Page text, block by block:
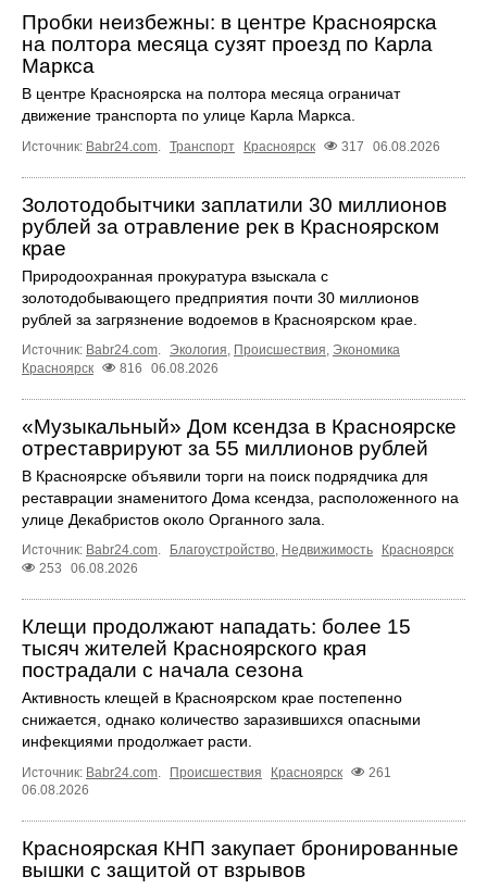
Пробки неизбежны: в центре Красноярска
на полтора месяца сузят проезд по Карла
Маркса
В центре Красноярска на полтора месяца ограничат
движение транспорта по улице Карла Маркса.
Источник: Babr24.com. Транспорт Красноярск 317 06.08.2026
Золотодобытчики заплатили 30 миллионов
рублей за отравление рек в Красноярском
крае
Природоохранная прокуратура взыскала с
золотодобывающего предприятия почти 30 миллионов
рублей за загрязнение водоемов в Красноярском крае.
Источник: Babr24.com. Экология, Происшествия, Экономика
Красноярск
816 06.08.2026
«Музыкальный» Дом ксендза в Красноярске
отреставрируют за 55 миллионов рублей
В Красноярске объявили торги на поиск подрядчика для
реставрации знаменитого Дома ксендза, расположенного на
улице Декабристов около Органного зала.
Источник: Babr24.com. Благоустройство, Недвижимость
Красноярск
253
06.08.2026
Клещи продолжают нападать: более 15
тысяч жителей Красноярского края
пострадали с начала сезона
Активность клещей в Красноярском крае постепенно
снижается, однако количество заразившихся опасными
инфекциями продолжает расти.
Источник: Babr24.com. Происшествия Красноярск
261
06.08.2026
Красноярская КНП закупает бронированные
вышки с защитой от взрывов